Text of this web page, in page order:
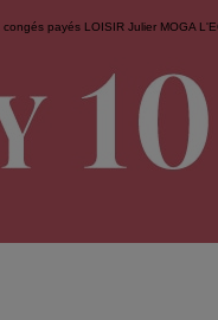
congés payés LOISIR Julier MOGA